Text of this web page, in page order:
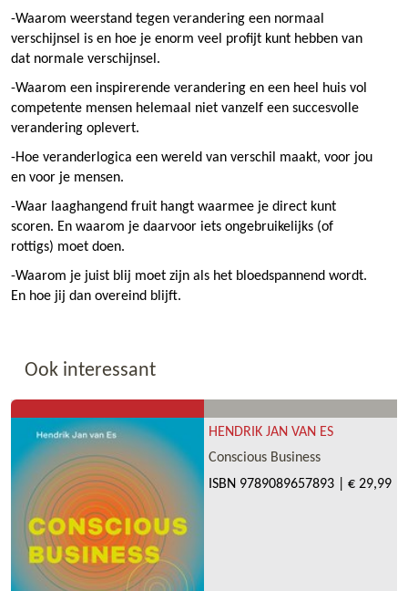
-Waarom weerstand tegen verandering een normaal
verschijnsel is en hoe je enorm veel profijt kunt hebben van
dat normale verschijnsel.
-Waarom een inspirerende verandering en een heel huis vol
competente mensen helemaal niet vanzelf een succesvolle
verandering oplevert.
-Hoe veranderlogica een wereld van verschil maakt, voor jou
en voor je mensen.
-Waar laaghangend fruit hangt waarmee je direct kunt
scoren. En waarom je daarvoor iets ongebruikelijks (of
rottigs) moet doen.
-Waarom je juist blij moet zijn als het bloedspannend wordt.
En hoe jij dan overeind blijft.
Ook interessant
HENDRIK JAN VAN ES
Conscious Business
ISBN 9789089657893 € 29,99